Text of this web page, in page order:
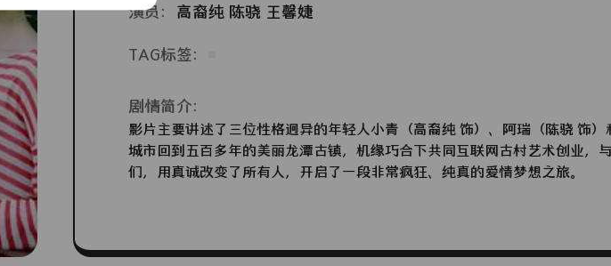
演员： 高裔纯 陈骁 王馨婕
TAG标签：
剧情简介：
影片主要讲述了三位性格迥异的年轻人小青（高裔纯 饰）、阿瑞（陈骁 饰
城市回到五百多年的美丽龙潭古镇，机缘巧合下共同互联网古村艺术创业
们，用真诚改变了所有人，开启了一段非常疯狂、纯真的爱情梦想之旅。